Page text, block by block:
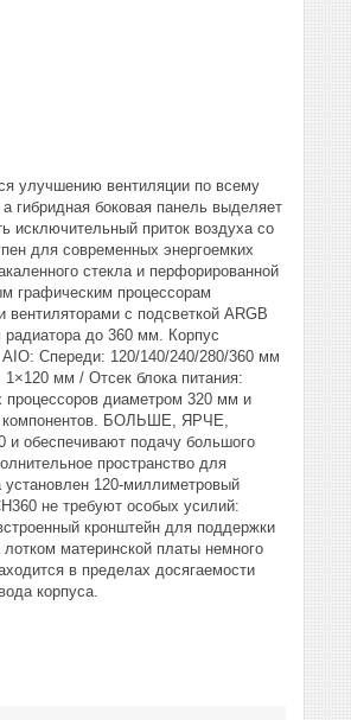
улучшению вентиляции по всему
гибридная боковая панель выделяет
приток воздуха со
для современных энергоемких
стекла и перфорированной
графическим процессорам
с подсветкой ARGB
радиатора до 360 мм. Корпус
Спереди: 120/140/240/280/360 мм
мм / Отсек блока питания:
диаметром 320 мм и
компонентов. БОЛЬШЕ, ЯРЧЕ,
обеспечивают подачу большого
пространство для
120-миллиметровый
не требуют особых усилий:
кронштейн для поддержки
материнской платы немного
в пределах досягаемости
корпуса.